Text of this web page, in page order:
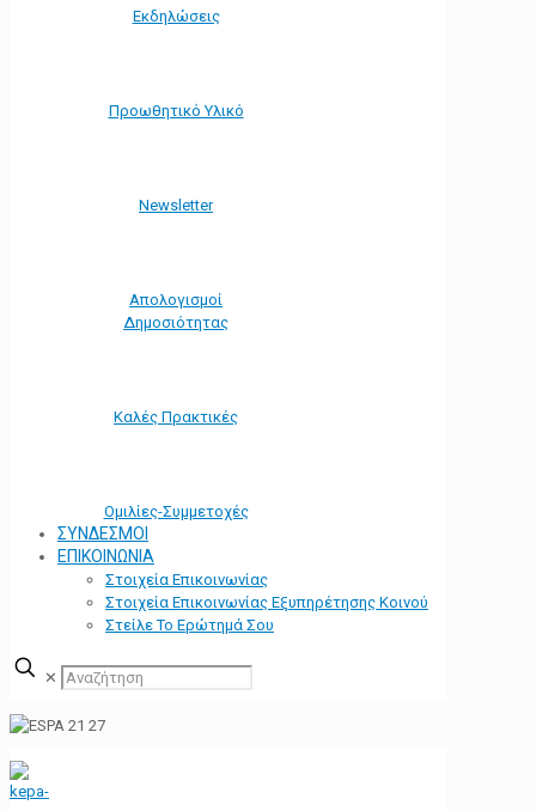
Εκδηλώσεις
Προωθητικό Υλικό
Νewsletter
Απολογισμοί
Δημοσιότητας
Καλές Πρακτικές
Ομιλίες-Συμμετοχές
ΣΥΝΔΕΣΜΟΙ
ΕΠΙΚΟΙΝΩΝΙΑ
Στοιχεία Επικοινωνίας
Στοιχεία Επικοινωνίας Εξυπηρέτησης Κοινού
Στείλε Το Ερώτημά Σου
✕